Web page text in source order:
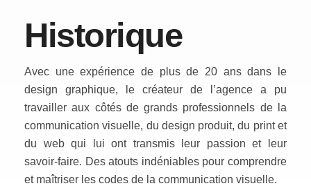
Historique
Avec une expérience de plus de 20 ans dans le
design graphique, le créateur de l’agence a pu
travailler aux côtés de grands professionnels de la
communication visuelle, du design produit, du print et
du web qui lui ont transmis leur passion et leur
savoir-faire. Des atouts indéniables pour comprendre
et maîtriser les codes de la communication visuelle.